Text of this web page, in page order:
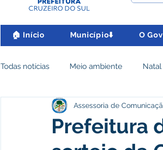
🏠 Início Município⬇️ O
Todas notícias Meio ambiente Natal
Clima e Meio Ambiente
Desenvolvimento
Prefeitura
Assessoria de